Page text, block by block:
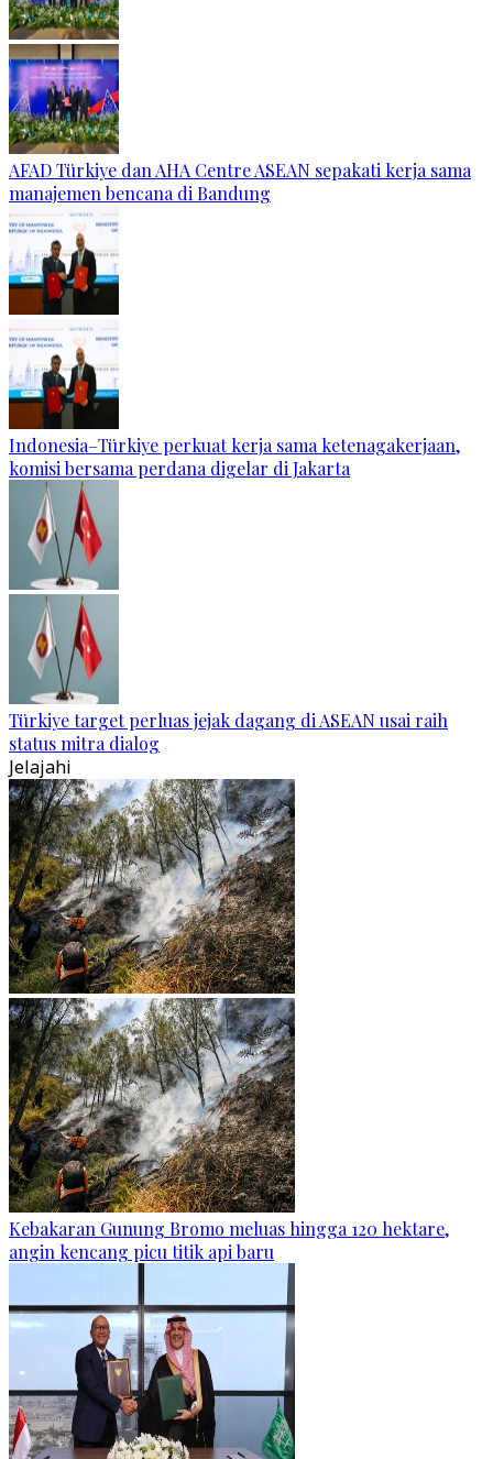
AFAD Türkiye dan AHA Centre ASEAN sepakati kerja sama
manajemen bencana di Bandung
Indonesia–Türkiye perkuat kerja sama ketenagakerjaan,
komisi bersama perdana digelar di Jakarta
Türkiye target perluas jejak dagang di ASEAN usai raih
status mitra dialog
Jelajahi
Kebakaran Gunung Bromo meluas hingga 120 hektare,
angin kencang picu titik api baru